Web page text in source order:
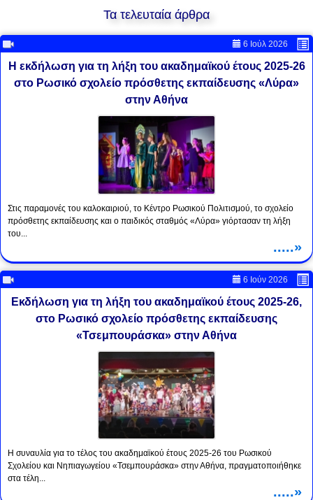
Τα τελευταία άρθρα
6 Ιούλ 2026
Η εκδήλωση για τη λήξη του ακαδημαϊκού έτους 2025-26
στο Ρωσικό σχολείο πρόσθετης εκπαίδευσης «Λύρα»
στην Αθήνα
Στις παραμονές του καλοκαιριού, το Κέντρο Ρωσικού Πολιτισμού, το σχολείο
πρόσθετης εκπαίδευσης και ο παιδικός σταθμός «Λύρα» γιόρτασαν τη λήξη
του...
.....»
6 Ιούν 2026
Εκδήλωση για τη λήξη του ακαδημαϊκού έτους 2025-26,
στο Ρωσικό σχολείο πρόσθετης εκπαίδευσης
«Τσεμπουράσκα» στην Αθήνα
Η συναυλία για το τέλος του ακαδημαϊκού έτους 2025-26 του Ρωσικού
Σχολείου και Νηπιαγωγείου «Τσεμπουράσκα» στην Αθήνα, πραγματοποιήθηκε
στα τέλη...
.....»